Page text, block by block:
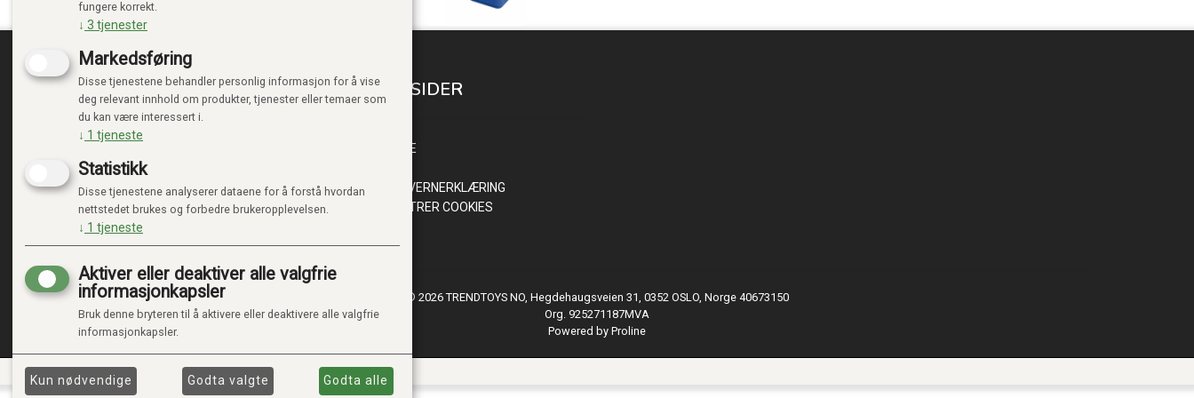
TRENDTOYS.NO
OM TRENDTOYS
GAVEKORT
MINE SIDER
NY KUNDE
PERSONVERNERKLÆRING
ADMINISTRER COOKIES
© 2026 TRENDTOYS NO, Hegdehaugsveien 31, 0352 OSLO, Norge 40673150
Org. 925271187MVA
Powered by Proline
fungere korrekt.
↓ 3 tjenester
Markedsføring
Disse tjenestene behandler personlig informasjon for å vise
deg relevant innhold om produkter, tjenester eller temaer som
du kan være interessert i.
↓ 1 tjeneste
Statistikk
Disse tjenestene analyserer dataene for å forstå hvordan
nettstedet brukes og forbedre brukeropplevelsen.
↓ 1 tjeneste
Aktiver eller deaktiver alle valgfrie
informasjonkapsler
Bruk denne bryteren til å aktivere eller deaktivere alle valgfrie
informasjonkapsler.
Kun nødvendige Godta valgte Godta alle